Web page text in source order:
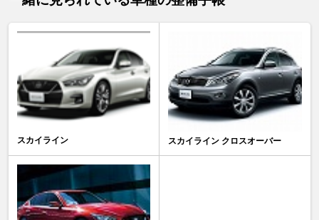
スカイライン スカイライン クロスオーバー